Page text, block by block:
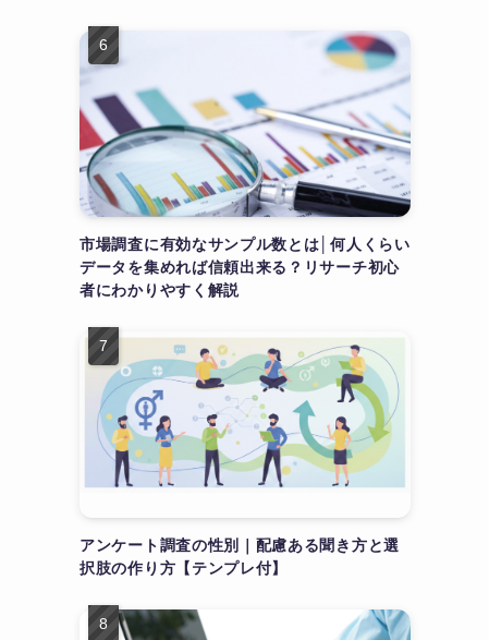
市場調査に有効なサンプル数とは│何人くらい
データを集めれば信頼出来る？リサーチ初心
者にわかりやすく解説
アンケート調査の性別｜配慮ある聞き方と選
択肢の作り方【テンプレ付】